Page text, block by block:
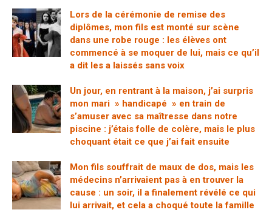
Lors de la cérémonie de remise des
diplômes, mon fils est monté sur scène
dans une robe rouge : les élèves ont
commencé à se moquer de lui, mais ce qu’il
a dit les a laissés sans voix
Un jour, en rentrant à la maison, j’ai surpris
mon mari » handicapé » en train de
s’amuser avec sa maîtresse dans notre
piscine : j’étais folle de colère, mais le plus
choquant était ce que j’ai fait ensuite
Mon fils souffrait de maux de dos, mais les
médecins n’arrivaient pas à en trouver la
cause : un soir, il a finalement révélé ce qui
lui arrivait, et cela a choqué toute la famille